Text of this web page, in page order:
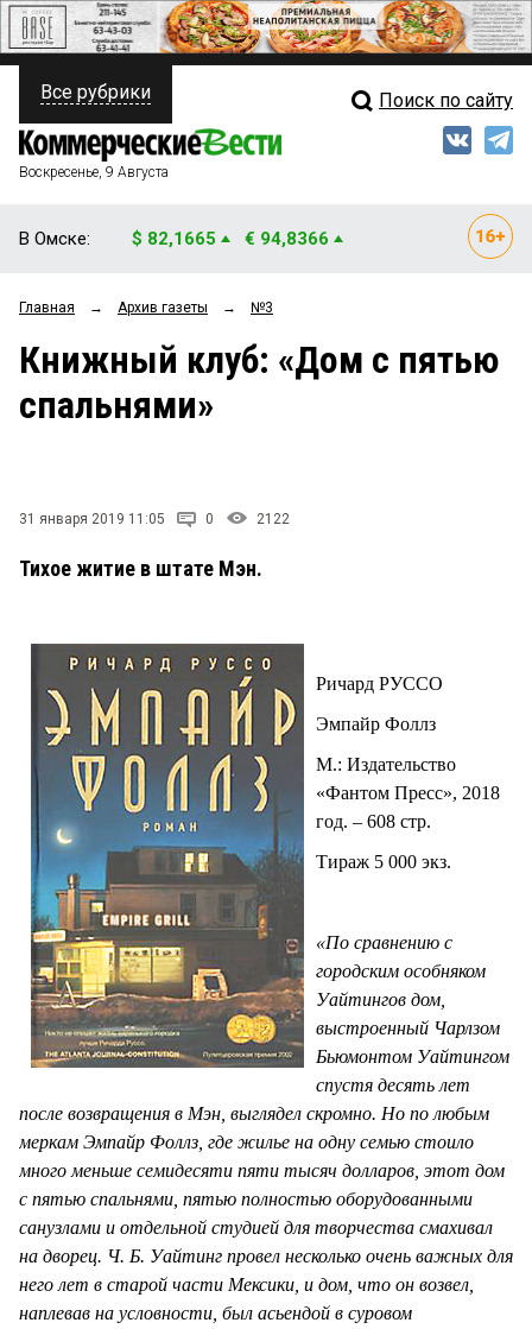
ПОЛИТИКА
ФИНАНСЫ
ОБЩЕСТВО
ЗАКОН
НОВОСТИ КОМПАНИЙ
СТИЛЬ ЖИЗНИ
Свежий выпуск
Рейтинги
Все рубрики Поиск по сайту
Воскресенье, 9 Августа
В Омске: $ 82,1665 € 94,8366
Главная → Архив газеты → №3
Книжный клуб: «Дом с пятью
спальнями»
31 января 2019 11:05 0 2122
Тихое житие в штате Мэн.
Ричард РУССО
Эмпайр Фоллз
М.: Издательство
«Фантом Пресс», 2018
год. – 608 стр.
Тираж 5 000 экз.
«По сравнению с
городским особняком
Уайтингов дом,
выстроенный Чарлзом
Бьюмонтом Уайтингом
спустя десять лет
после возвращения в Мэн, выглядел скромно. Но по любым
меркам Эмпайр Фоллз, где жилье на одну семью стоило
много меньше семидесяти пяти тысяч долларов, этот дом
с пятью спальнями, пятью полностью оборудованными
санузлами и отдельной студией для творчества смахивал
на дворец. Ч. Б. Уайтинг провел несколько очень важных для
него лет в старой части Мексики, и дом, что он возвел,
наплевав на условности, был асьендой в суровом